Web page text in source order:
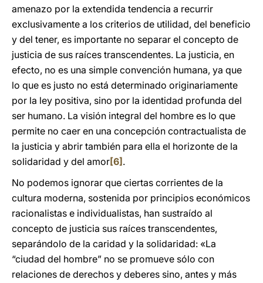
amenazo por la extendida tendencia a recurrir
exclusivamente a los criterios de utilidad, del beneficio
y del tener, es importante no separar el concepto de
justicia de sus raíces transcendentes. La justicia, en
efecto, no es una simple convención humana, ya que
lo que es justo no está determinado originariamente
por la ley positiva, sino por la identidad profunda del
ser humano. La visión integral del hombre es lo que
permite no caer en una concepción contractualista de
la justicia y abrir también para ella el horizonte de la
solidaridad y del amor[6] .
No podemos ignorar que ciertas corrientes de la
cultura moderna, sostenida por principios económicos
racionalistas e individualistas, han sustraído al
concepto de justicia sus raíces transcendentes,
separándolo de la caridad y la solidaridad: «La
“ciudad del hombre” no se promueve sólo con
relaciones de derechos y deberes sino, antes y más